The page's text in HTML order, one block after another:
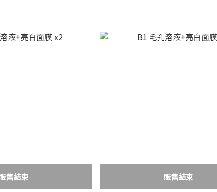
販售結束 販售結束